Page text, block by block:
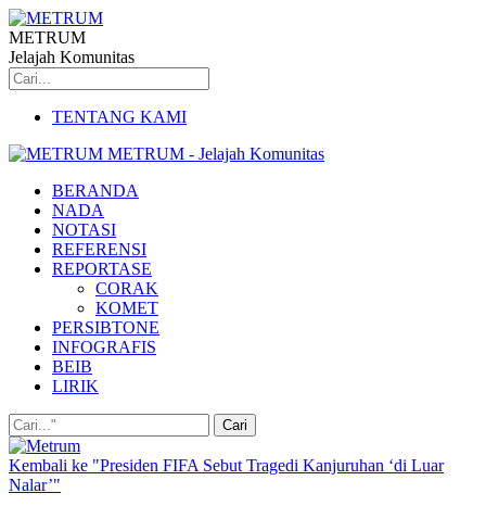
METRUM
Jelajah Komunitas
TENTANG KAMI
METRUM - Jelajah Komunitas
BERANDA
NADA
NOTASI
REFERENSI
REPORTASE
CORAK
KOMET
PERSIBTONE
INFOGRAFIS
BEIB
LIRIK
Kembali ke "Presiden FIFA Sebut Tragedi Kanjuruhan ‘di Luar
Nalar’"